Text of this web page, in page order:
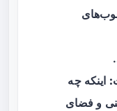
اینکه چه
و فضای